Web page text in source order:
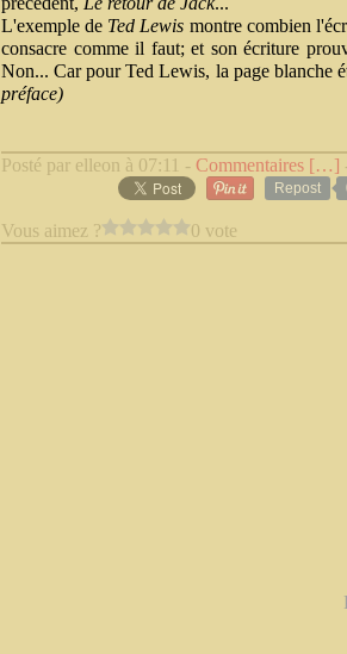
L'exemple de Ted Lewis montre combien
consacre comme il faut; et son écriture
Non... Car pour Ted Lewis, la page blanche
préface)
Posté par elleon à 07:11 - Commentaires […]
Repost
Vous aimez ? 0 vote